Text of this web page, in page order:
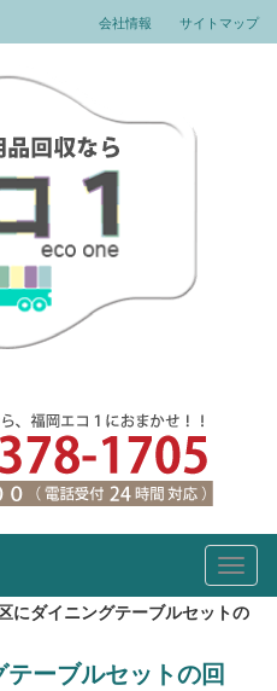
会社情報 サイトマップ
にダイニングテーブルセットの
ーブルセットの回